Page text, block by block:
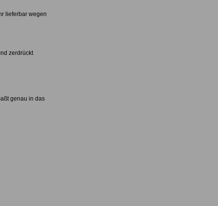
lieferbar wegen
zerdrückt
genau in das